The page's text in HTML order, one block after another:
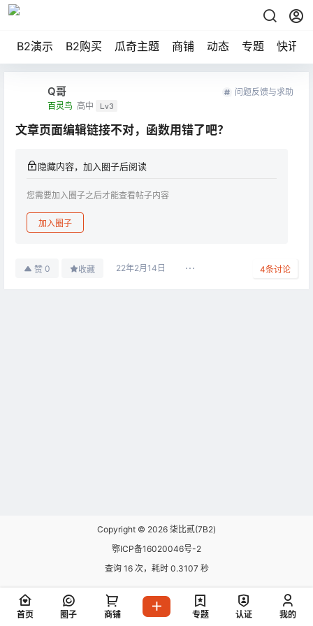
B2演示 B2购买 瓜奇主题 商铺 动态 专题 快讯
Q哥
百灵鸟 高中 Lv3
问题反馈与求助
文章页面编辑链接不对，函数用错了吧？
隐藏内容，加入圈子后阅读
您需要加入圈子之后才能查看帖子内容
加入圈子
赞 0 收藏 22年2月14日 4条讨论
Copyright © 2026 柒比贰(7B2)
鄂ICP备16020046号-2
查询 16 次，耗时 0.3107 秒
首页 圈子 商铺 专题 认证 我的